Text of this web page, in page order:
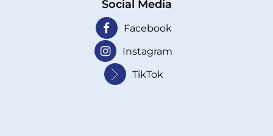
Social Media
Facebook
Instagram
TikTok